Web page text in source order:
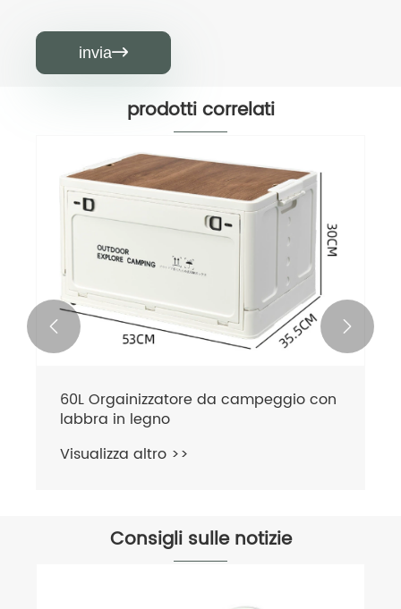
invia
prodotti correlati
60L Orgainizzatore da campeggio con
labbra in legno
Visualizza altro >>
 
Consigli sulle notizie